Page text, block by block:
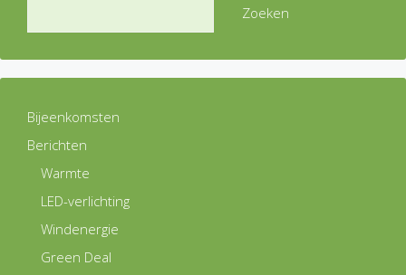
Zoeken
Bijeenkomsten
Berichten
Warmte
LED-verlichting
Windenergie
Green Deal